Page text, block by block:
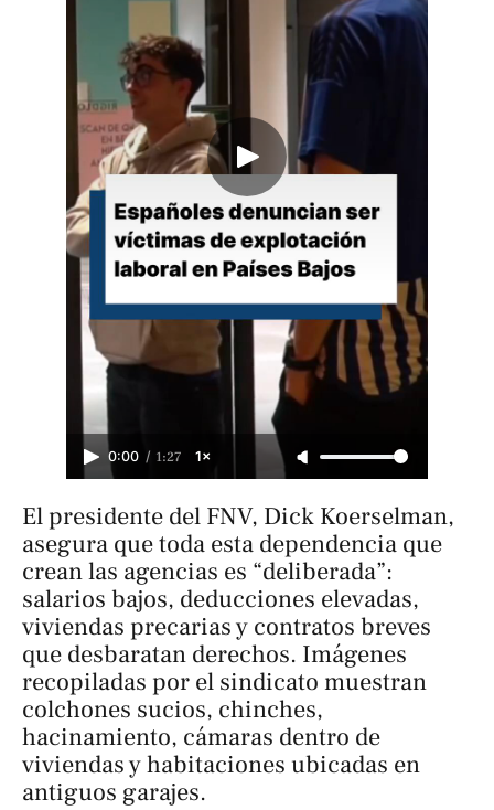
0:00 / 1:27 1×
El presidente del FNV, Dick Koerselman,
asegura que toda esta dependencia que
crean las agencias es “deliberada”:
salarios bajos, deducciones elevadas,
viviendas precarias y contratos breves
que desbaratan derechos. Imágenes
recopiladas por el sindicato muestran
colchones sucios, chinches,
hacinamiento, cámaras dentro de
viviendas y habitaciones ubicadas en
antiguos garajes.